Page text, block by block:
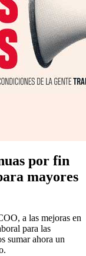
por fin
mayores
a las mejoras en
para las
sumar ahora un